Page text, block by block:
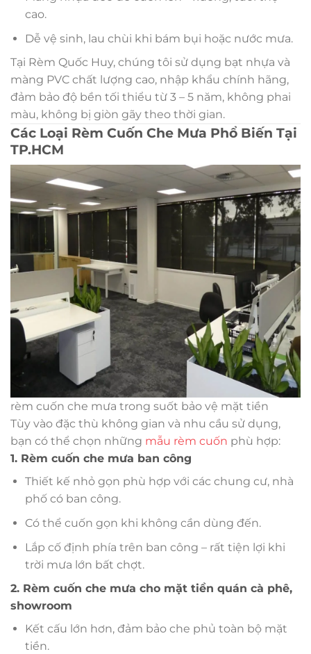
cao.
Dễ vệ sinh, lau chùi khi bám bụi hoặc nước mưa.
Tại Rèm Quốc Huy, chúng tôi sử dụng bạt nhựa và
màng PVC chất lượng cao, nhập khẩu chính hãng,
đảm bảo độ bền tối thiểu từ 3 – 5 năm, không phai
màu, không bị giòn gãy theo thời gian.
Các Loại Rèm Cuốn Che Mưa Phổ Biến Tại
TP.HCM
rèm cuốn che mưa trong suốt bảo vệ mặt tiền
Tùy vào đặc thù không gian và nhu cầu sử dụng,
bạn có thể chọn những mẫu rèm cuốn phù hợp:
1. Rèm cuốn che mưa ban công
Thiết kế nhỏ gọn phù hợp với các chung cư, nhà
phố có ban công.
Có thể cuốn gọn khi không cần dùng đến.
Lắp cố định phía trên ban công – rất tiện lợi khi
trời mưa lớn bất chợt.
2. Rèm cuốn che mưa cho mặt tiền quán cà phê,
showroom
Kết cấu lớn hơn, đảm bảo che phủ toàn bộ mặt
tiền.